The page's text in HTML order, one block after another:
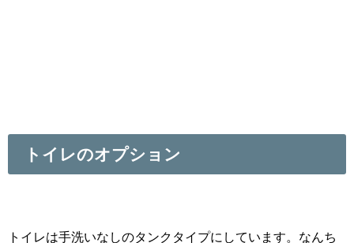
トイレのオプション
トイレは手洗いなしのタンクタイプにしています。なんち